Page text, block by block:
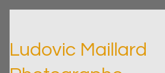
Ludovic Maillard